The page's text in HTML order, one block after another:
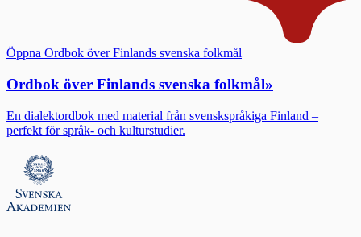
Öppna Ordbok över Finlands svenska folkmål
Ordbok över Finlands svenska folkmål»
En dialektordbok med material från svenskspråkiga Finland –
perfekt för språk- och kulturstudier.